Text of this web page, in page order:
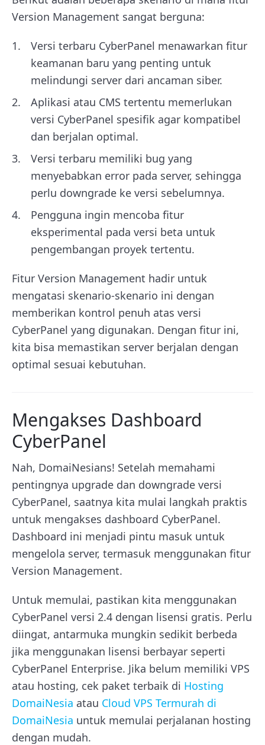
Version Management sangat berguna:
Versi terbaru CyberPanel menawarkan fitur
keamanan baru yang penting untuk
melindungi server dari ancaman siber.
Aplikasi atau CMS tertentu memerlukan
versi CyberPanel spesifik agar kompatibel
dan berjalan optimal.
Versi terbaru memiliki bug yang
menyebabkan error pada server, sehingga
perlu downgrade ke versi sebelumnya.
Pengguna ingin mencoba fitur
eksperimental pada versi beta untuk
pengembangan proyek tertentu.
Fitur Version Management hadir untuk
mengatasi skenario-skenario ini dengan
memberikan kontrol penuh atas versi
CyberPanel yang digunakan. Dengan fitur ini,
kita bisa memastikan server berjalan dengan
optimal sesuai kebutuhan.
Mengakses Dashboard
CyberPanel
Nah, DomaiNesians! Setelah memahami
pentingnya upgrade dan downgrade versi
CyberPanel, saatnya kita mulai langkah praktis
untuk mengakses dashboard CyberPanel.
Dashboard ini menjadi pintu masuk untuk
mengelola server, termasuk menggunakan fitur
Version Management.
Untuk memulai, pastikan kita menggunakan
CyberPanel versi 2.4 dengan lisensi gratis. Perlu
diingat, antarmuka mungkin sedikit berbeda
jika menggunakan lisensi berbayar seperti
CyberPanel Enterprise. Jika belum memiliki VPS
atau hosting, cek paket terbaik di Hosting
DomaiNesia atau Cloud VPS Termurah di
DomaiNesia untuk memulai perjalanan hosting
dengan mudah.